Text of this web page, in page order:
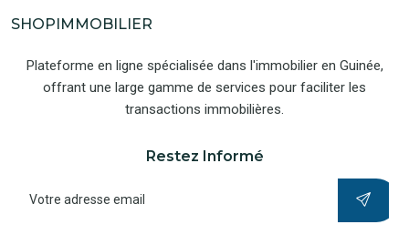
SHOPIMMOBILIER
Plateforme en ligne spécialisée dans l'immobilier en Guinée,
offrant une large gamme de services pour faciliter les
transactions immobilières.
Restez Informé